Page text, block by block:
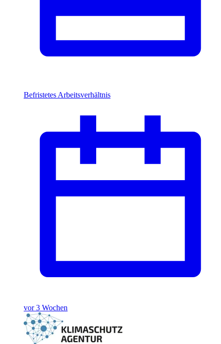
Befristetes Arbeitsverhältnis
vor 3 Wochen